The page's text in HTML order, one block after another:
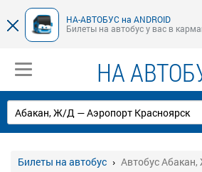
НА-АВТОБУС на ANDROID
Билеты на автобус у вас в
НА
Билеты на автобус Автобус